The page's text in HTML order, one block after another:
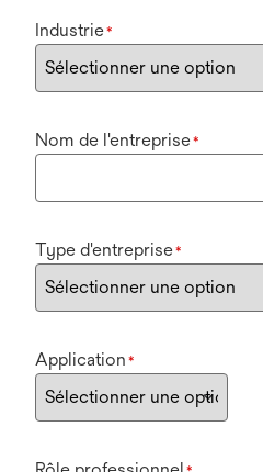
Industrie*
Nom de l'entreprise*
Type d'entreprise*
Application *